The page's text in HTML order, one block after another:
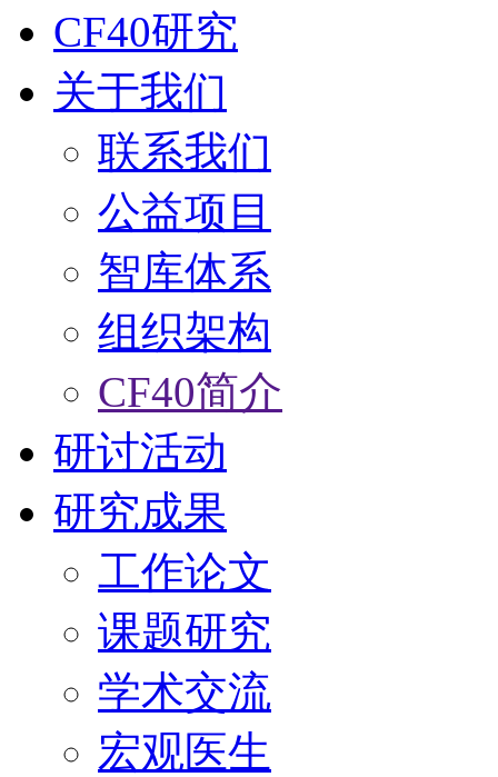
CF40研究
关于我们
联系我们
公益项目
智库体系
组织架构
CF40简介
研讨活动
研究成果
工作论文
课题研究
学术交流
宏观医生